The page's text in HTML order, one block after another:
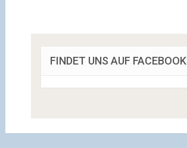
FINDET UNS AUF FACEBOOK